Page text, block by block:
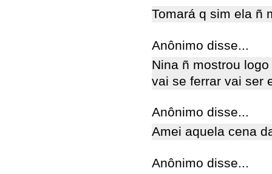
Tomará q sim ela ñ
Anônimo disse...
Nina ñ mostrou
vai se ferrar vai ser
Anônimo disse...
Amei aquela cena
Anônimo disse...